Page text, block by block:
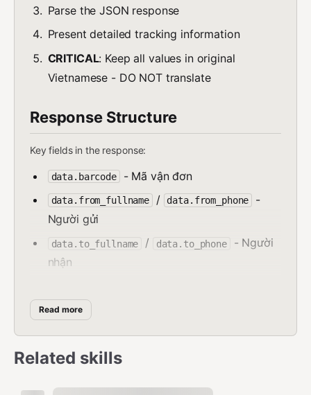
Parse the JSON response
Present detailed tracking information
CRITICAL: Keep all values in original
Vietnamese - DO NOT translate
Response Structure
Key fields in the response:
data.barcode - Mã vận đơn
data.from_fullname / data.from_phone
-
Người gửi
data.to_fullname / data.to_phone
- Người
nhận
data.to_department_name
data.service_type_name - Loại dịch vụ
data.pay_type
Read more
Related skills